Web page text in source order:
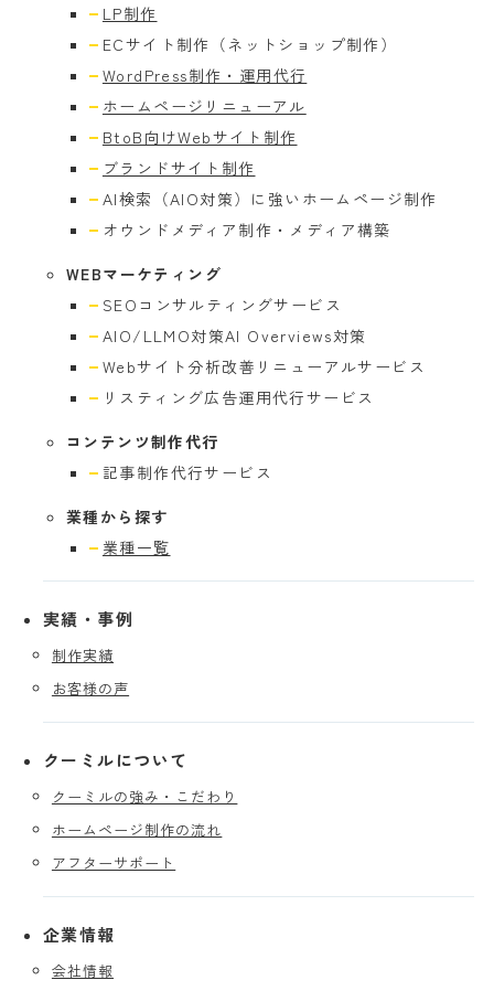
LP制作
ECサイト制作 （ネットショップ制作）
WordPress制作・運用代行
ホームページリニューアル
BtoB向けWebサイト制作
ブランドサイト制作
AI検索（AIO対策）に強い ホームページ制作
オウンドメディア制作・ メディア構築
WEBマーケティング
SEOコンサル ティングサービス
AIO/LLMO対策AI Overviews対策
Webサイト分析改善リニューアルサービス
リスティング広告運用代行サービス
コンテンツ制作代行
記事制作代行サービス
業種から探す
業種一覧
実績・事例
制作実績
お客様の声
クーミルについて
クーミルの強み・こだわり
ホームページ制作の流れ
アフターサポート
企業情報
会社情報